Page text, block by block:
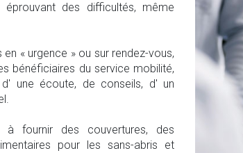
des difficultés, même
« urgence » ou sur rendez-vous,
bénéficiaires du service mobilité,
une écoute, de conseils, d' un
à fournir des couvertures, des
pour les sans-abris et